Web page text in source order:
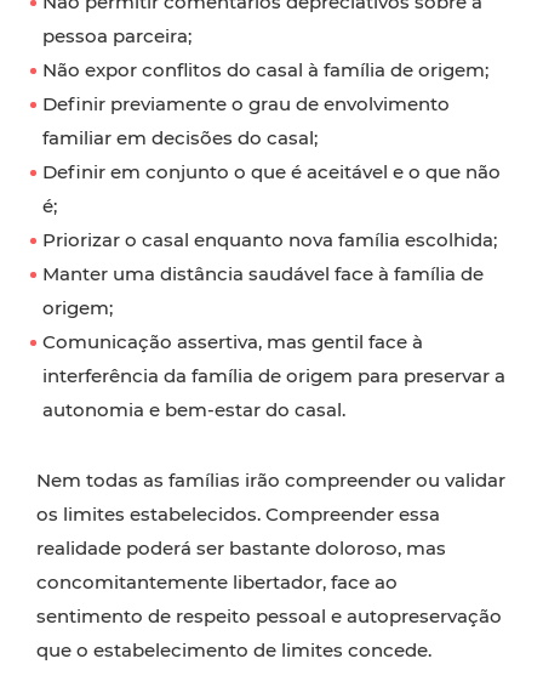
pessoa parceira;
Não expor conflitos do casal à família de origem;
Definir previamente o grau de envolvimento
familiar em decisões do casal;
Definir em conjunto o que é aceitável e o que não
é;
Priorizar o casal enquanto nova família escolhida;
Manter uma distância saudável face à família de
origem;
Comunicação assertiva, mas gentil face à
interferência da família de origem para preservar a
autonomia e bem-estar do casal.
Nem todas as famílias irão compreender ou validar
os limites estabelecidos. Compreender essa
realidade poderá ser bastante doloroso, mas
concomitantemente libertador, face ao
sentimento de respeito pessoal e autopreservação
que o estabelecimento de limites concede.